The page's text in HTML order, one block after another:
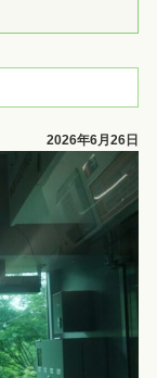
2026年6月26日